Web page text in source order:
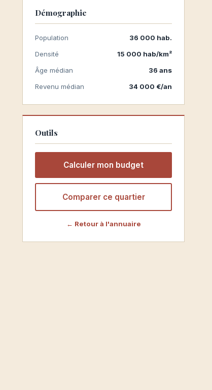
Démographie
Population
36 000 hab.
Densité
15 000 hab/km²
Âge médian
36 ans
Revenu médian
34 000 €/an
Outils
Calculer mon budget
Comparer ce quartier
← Retour à l'annuaire